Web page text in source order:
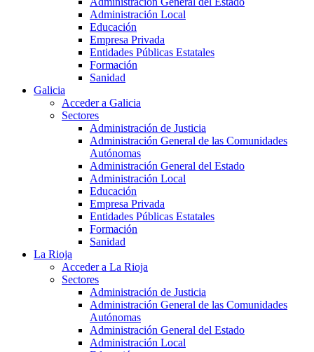
Administración Local
Educación
Empresa Privada
Entidades Públicas Estatales
Formación
Sanidad
Galicia
Acceder a Galicia
Sectores
Administración de Justicia
Administración General de las Comunidades
Autónomas
Administración General del Estado
Administración Local
Educación
Empresa Privada
Entidades Públicas Estatales
Formación
Sanidad
La Rioja
Acceder a La Rioja
Sectores
Administración de Justicia
Administración General de las Comunidades
Autónomas
Administración General del Estado
Administración Local